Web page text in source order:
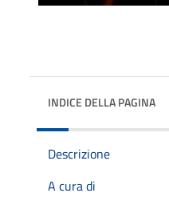
INDICE DELLA PAGINA
Descrizione
A cura di